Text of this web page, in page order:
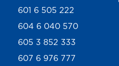
601 6 505 222
604 6 040 570
605 3 852 333
607 6 976 777